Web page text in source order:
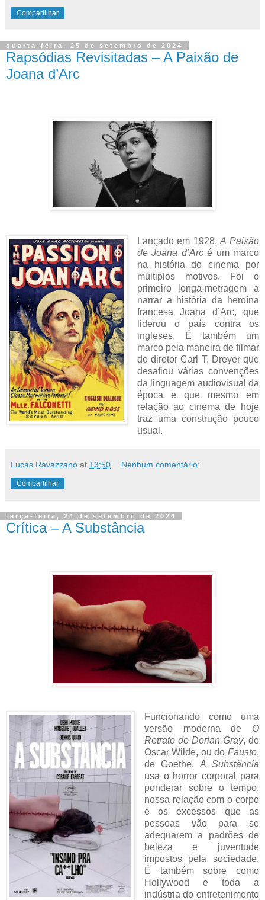
Compartilhar
quarta-feira, 25 de setembro de 2024
Rapsódias Revisitadas – A Paixão de
Joana d’Arc
Lançado em 1928,A Paixão
de Joana d’Arcé um marco
na história do cinema por
múltiplos motivos. Foi o
primeiro longa-metragem a
narrar a história da heroína
francesa Joana d’Arc, que
liderou o país contra os
ingleses. É também um
marco pela maneira de filmar
do diretor Carl T. Dreyer que
desafiou várias convenções
da linguagem audiovisual da
época e que mesmo em
relação ao cinema de hoje
traz uma construção pouco
usual.
Lucas Ravazzano at 13:50 Nenhum comentário:
Compartilhar
terça-feira, 24 de setembro de 2024
Crítica – A Substância
Funcionando como uma
versão moderna de O
Retrato de Dorian Gray, de
Oscar Wilde, ou do Fausto,
de Goethe, A Substância
usa o horror corporal para
ponderar sobre o tempo,
nossa relação com o corpo
e os excessos que as
pessoas vão para se
adequarem a padrões de
beleza e juventude
impostos pela sociedade.
É também sobre como
Hollywood e toda a
indústria do entretenimento